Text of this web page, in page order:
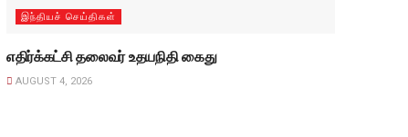
இந்தியச் செய்திகள்
எதிர்க்கட்சி தலைவர் உதயநிதி கைது
AUGUST 4, 2026